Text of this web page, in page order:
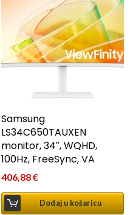
Samsung
LS34C650TAUXEN
monitor, 34″, WQHD,
100Hz, FreeSync, VA
406,88€
Dodaj u košaricu